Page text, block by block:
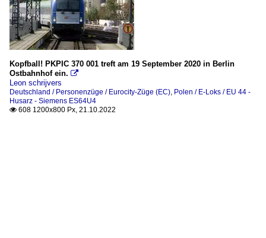
Kopfball! PKPIC 370 001 treft am 19 September 2020 in Berlin
Ostbahnhof ein. 
Leon schrijvers
Deutschland / Personenzüge / Eurocity-Züge (EC), Polen / E-Loks / EU 44 -
Husarz - Siemens ES64U4
 608 1200x800 Px, 21.10.2022